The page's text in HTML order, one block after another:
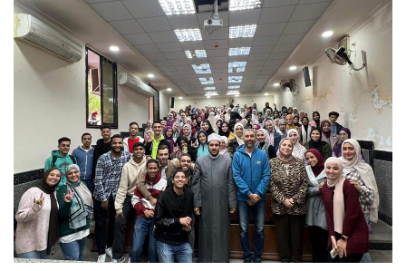
الإعلام
تواصل معنا
هيئة التدريس
الدراسات العليا